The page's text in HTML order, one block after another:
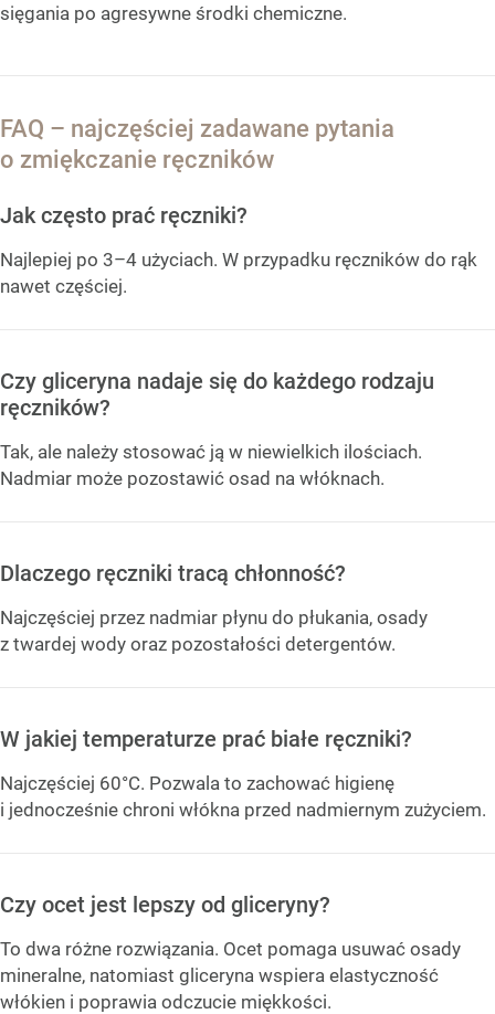
sięgania po agresywne środki chemiczne.
FAQ – najczęściej zadawane pytania
o zmiękczanie ręczników
Jak często prać ręczniki?
Najlepiej po 3–4 użyciach. W przypadku ręczników do rąk
nawet częściej.
Czy gliceryna nadaje się do każdego rodzaju
ręczników?
Tak, ale należy stosować ją w niewielkich ilościach.
Nadmiar może pozostawić osad na włóknach.
Dlaczego ręczniki tracą chłonność?
Najczęściej przez nadmiar płynu do płukania, osady
z twardej wody oraz pozostałości detergentów.
W jakiej temperaturze prać białe ręczniki?
Najczęściej 60°C. Pozwala to zachować higienę
i jednocześnie chroni włókna przed nadmiernym zużyciem.
Czy ocet jest lepszy od gliceryny?
To dwa różne rozwiązania. Ocet pomaga usuwać osady
mineralne, natomiast gliceryna wspiera elastyczność
włókien i poprawia odczucie miękkości.